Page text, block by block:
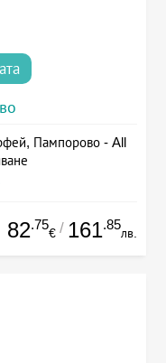
Пампорово - All
82.75
€ / 161.85
лв.